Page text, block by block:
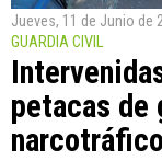
Jueves, 11 de Junio de
GUARDIA CIVIL
petacas de
narcotráfico